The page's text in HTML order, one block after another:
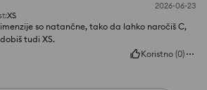
2026-06-23
:XS
so natančne, tako da lahko naročiš C,
tudi XS.
Koristno (0)